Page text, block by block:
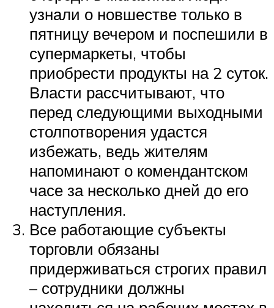
узнали о новшестве только в
пятницу вечером и поспешили в
супермаркеты, чтобы
приобрести продукты на 2 суток.
Власти рассчитывают, что
перед следующими выходными
столпотворения удастся
избежать, ведь жителям
напоминают о комендантском
часе за несколько дней до его
наступления.
Все работающие субъекты
торговли обязаны
придерживаться строгих правил
– сотрудники должны